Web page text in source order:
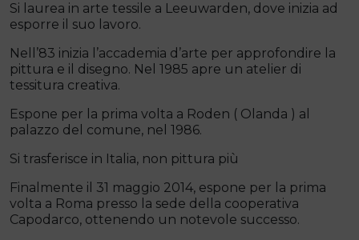
Si laurea in arte tessile a Leeuwarden, dove inizia ad
esporre il suo lavoro.
Nell’83 inizia l’accademia d’arte per approfondire la
pittura e il disegno. Nel 1985 apre un atelier di
tessitura creativa.
Espone per la prima volta a Roden ( Olanda ) al
palazzo del comune, nel 1986.
Si trasferisce in Italia, non pittura più
Finalmente il 31 maggio 2014, espone per la prima
volta a Roma presso la sede della cooperativa
Capodarco, ottenendo un notevole successo.